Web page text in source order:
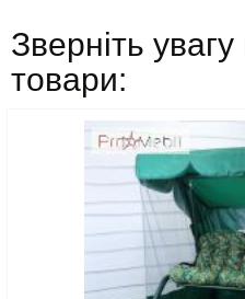
Зверніть
товари: